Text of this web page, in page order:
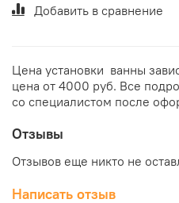
Добавить в сравнение
Цена установки ванны
цена от 4000 руб. Все
со специалистом после
Отзывы
Отзывов еще никто не
Написать отзыв